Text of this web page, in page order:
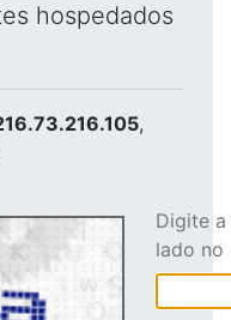
hospedados
,
Digite
lado no